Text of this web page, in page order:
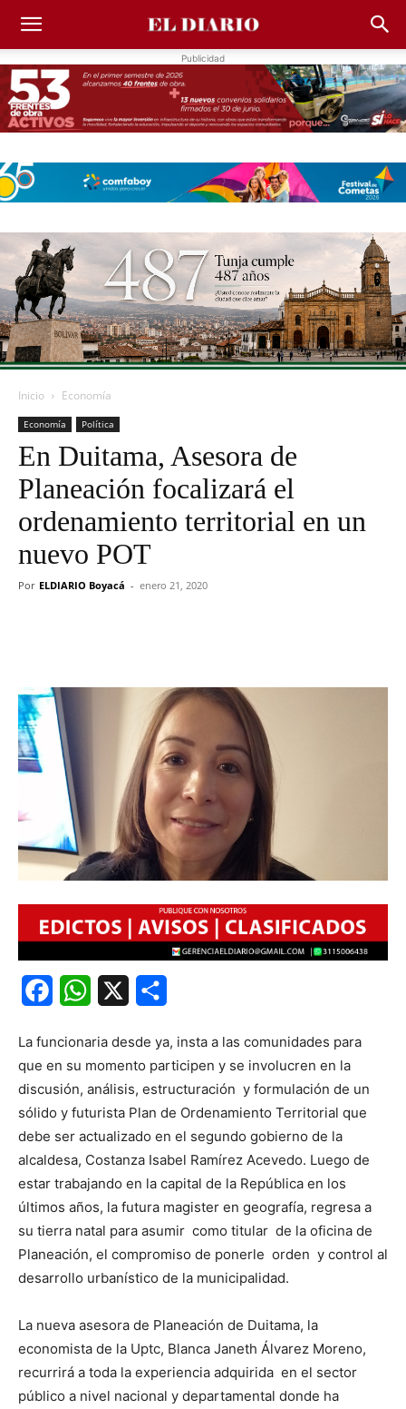
Publicidad
Inicio Economía
Economía Política
En Duitama, Asesora de
Planeación focalizará el
ordenamiento territorial en un
nuevo POT
Por ELDIARIO Boyacá - enero 21, 2020
FacebookWhatsApp
La funcionaria desde ya, insta a las comunidades para
que en su momento participen y se involucren en la
discusión, análisis, estructuración y formulación de un
sólido y futurista Plan de Ordenamiento Territorial que
debe ser actualizado en el segundo gobierno de la
alcaldesa, Costanza Isabel Ramírez Acevedo. Luego de
estar trabajando en la capital de la República en los
últimos años, la futura magister en geografía, regresa a
su tierra natal para asumir como titular de la oficina de
Planeación, el compromiso de ponerle orden y control al
desarrollo urbanístico de la municipalidad.
La nueva asesora de Planeación de Duitama, la
economista de la Uptc, Blanca Janeth Álvarez Moreno,
recurrirá a toda la experiencia adquirida en el sector
público a nivel nacional y departamental donde ha